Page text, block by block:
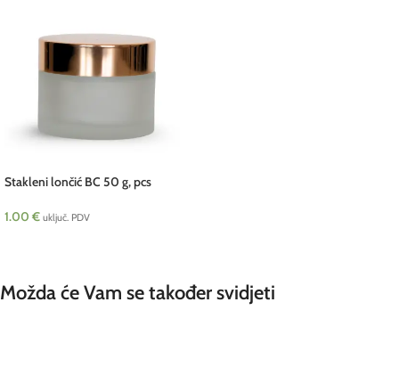
Stakleni lončić BC 50 g, pcs
1.00 € uključ. PDV
Možda će Vam se također svidjeti